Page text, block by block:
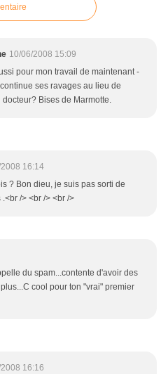
10/06/2008 15:09
pour mon travail de maintenant -
ses ravages au lieu de
Bises de Marmotte.
16:14
? Bon dieu, je suis pas sorti de
/> <br /> <br />
du spam...contente d'avoir des
cool pour ton "vrai" premier
16:16